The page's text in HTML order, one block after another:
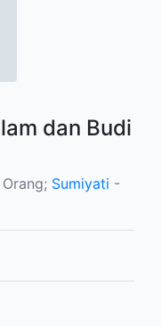
dan Budi
Sumiyati -